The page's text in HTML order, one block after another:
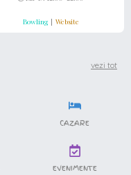
Bowling | Website
vezi tot
CAZARE
EVENIMENTE